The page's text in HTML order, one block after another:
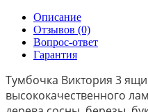
Описание
Отзывов (0)
Вопрос-ответ
Гарантия
Тумбочка Виктория 3
высококачественного